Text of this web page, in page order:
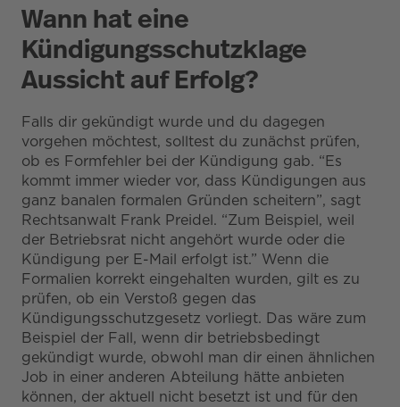
Wann hat eine
Kündigungsschutzklage
Aussicht auf Erfolg?
Falls dir gekündigt wurde und du dagegen
vorgehen möchtest, solltest du zunächst prüfen,
ob es Formfehler bei der Kündigung gab. “Es
kommt immer wieder vor, dass Kündigungen aus
ganz banalen formalen Gründen scheitern”, sagt
Rechtsanwalt Frank Preidel. “Zum Beispiel, weil
der Betriebsrat nicht angehört wurde oder die
Kündigung per E-Mail erfolgt ist.” Wenn die
Formalien korrekt eingehalten wurden, gilt es zu
prüfen, ob ein Verstoß gegen das
Kündigungsschutzgesetz vorliegt. Das wäre zum
Beispiel der Fall, wenn dir betriebsbedingt
gekündigt wurde, obwohl man dir einen ähnlichen
Job in einer anderen Abteilung hätte anbieten
können, der aktuell nicht besetzt ist und für den